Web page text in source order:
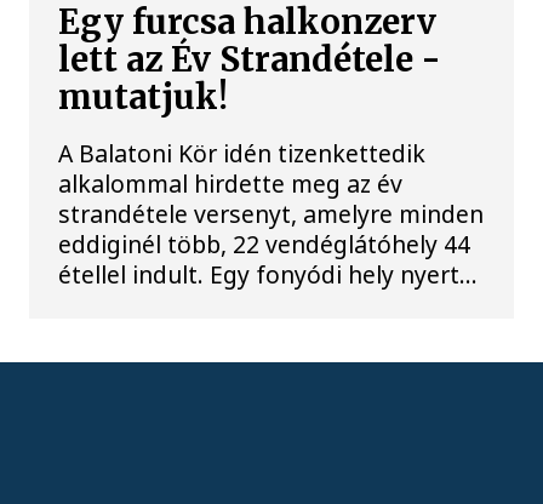
Egy furcsa halkonzerv
lett az Év Strandétele -
mutatjuk!
A Balatoni Kör idén tizenkettedik
alkalommal hirdette meg az év
strandétele versenyt, amelyre minden
eddiginél több, 22 vendéglátóhely 44
étellel indult. Egy fonyódi hely nyert...